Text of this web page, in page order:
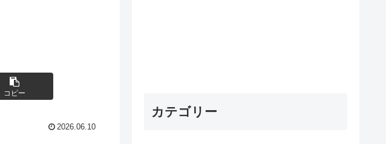
コピー
2026.06.10
カテゴリー